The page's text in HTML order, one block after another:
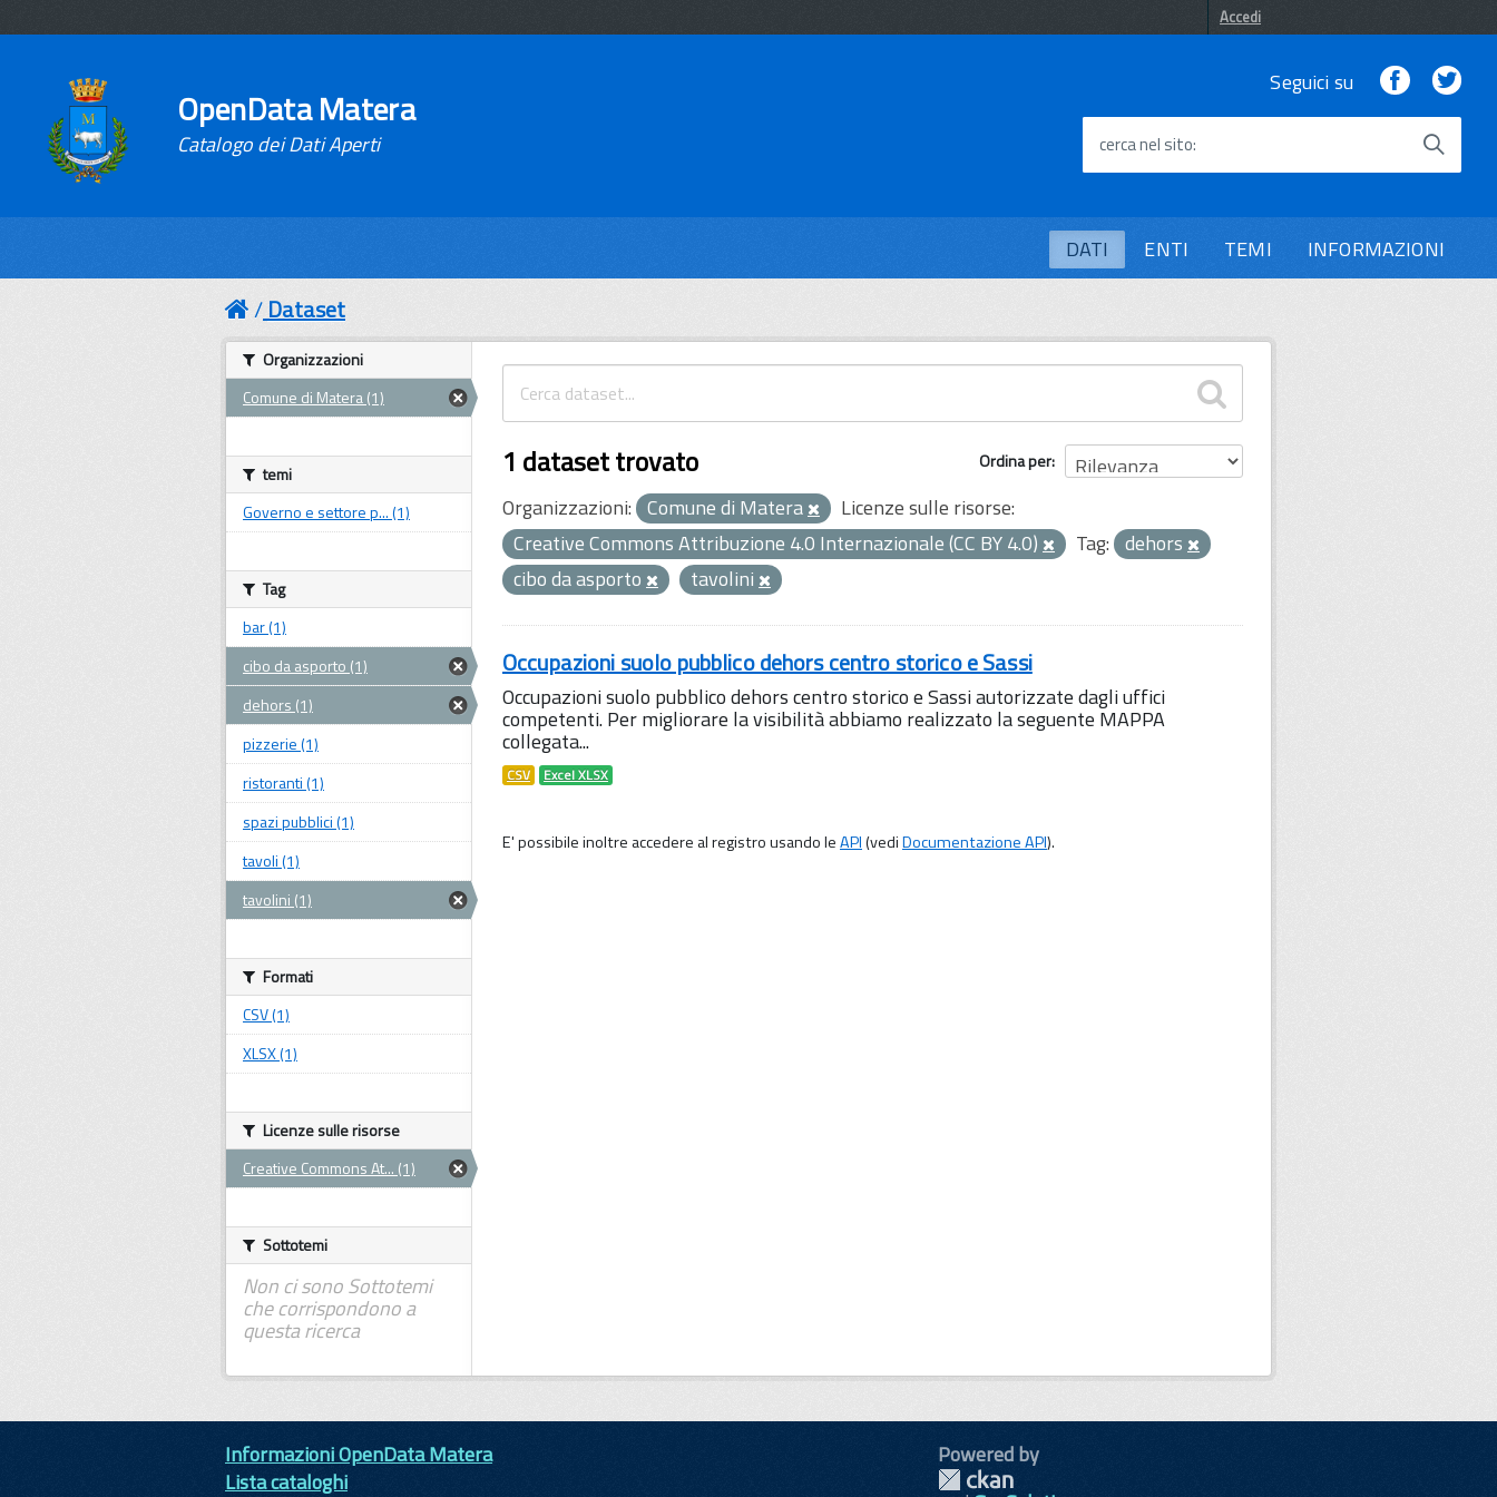
Accedi
OpenData Matera
Catalogo dei Dati Aperti
Seguici su Facebook
cerca nel sito
DATI ENTI TEMI INFORMAZIONI
Dataset
Ordina per
1 dataset trovato
Organizzazioni: Comune di Matera
Licenze sulle risorse:
Creative Commons Attribuzione 4.0 Internazionale (CC BY 4.0)
Tag: dehors
cibo da asporto
tavolini
Occupazioni suolo pubblico dehors centro storico e Sassi
Occupazioni suolo pubblico dehors centro storico e Sassi autorizzate dagli uffici
competenti. Per migliorare la visibilità abbiamo realizzato la seguente MAPPA
collegata...
CSV Excel XLSX
E' possibile inoltre accedere al registro usando leAPI(vediDocumentazione API).
Organizzazioni
Comune di Matera (1)
temi
Governo e settore p... (1)
Tag
bar (1)
cibo da asporto (1)
dehors (1)
pizzerie (1)
ristoranti (1)
spazi pubblici (1)
tavoli (1)
tavolini (1)
Formati
CSV (1)
XLSX (1)
Licenze sulle risorse
Creative Commons At... (1)
Sottotemi
Non ci sono Sottotemi
che corrispondono a
questa ricerca
Informazioni OpenData Matera
Lista cataloghi
Powered by